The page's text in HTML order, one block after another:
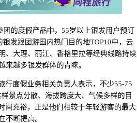
的度假产品中，55岁以上银发用户预订
发跟团游国内热门目的地TOP10中，云
、大理、丽江、香格里拉等经典线路持续
来越多银发群体的青睐。
行度假业务相关负责人表示，不少55-75
景点分散、海拔跨度大、气候多样的目
间充裕，正是他们相较于年轻游客的最大
不断提高。